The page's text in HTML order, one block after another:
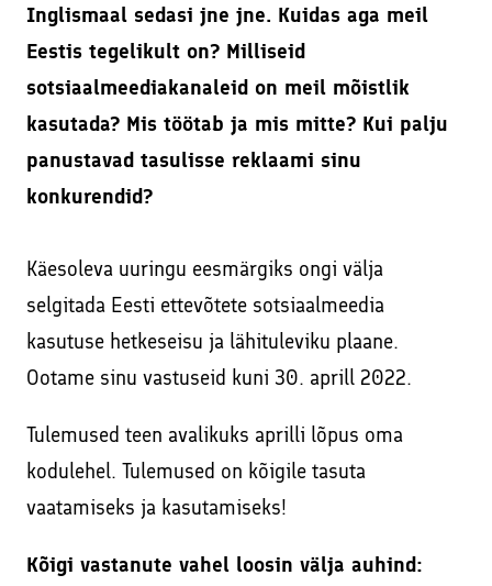
Inglismaal sedasi jne jne. Kuidas aga meil
Eestis tegelikult on? Milliseid
sotsiaalmeediakanaleid on meil mõistlik
kasutada? Mis töötab ja mis mitte? Kui palju
panustavad tasulisse reklaami sinu
konkurendid?
Käesoleva uuringu eesmärgiks ongi välja
selgitada Eesti ettevõtete sotsiaalmeedia
kasutuse hetkeseisu ja lähituleviku plaane.
Ootame sinu vastuseid kuni 30. aprill 2022.
Tulemused teen avalikuks aprilli lõpus oma
kodulehel. Tulemused on kõigile tasuta
vaatamiseks ja kasutamiseks!
Kõigi vastanute vahel loosin välja auhind: